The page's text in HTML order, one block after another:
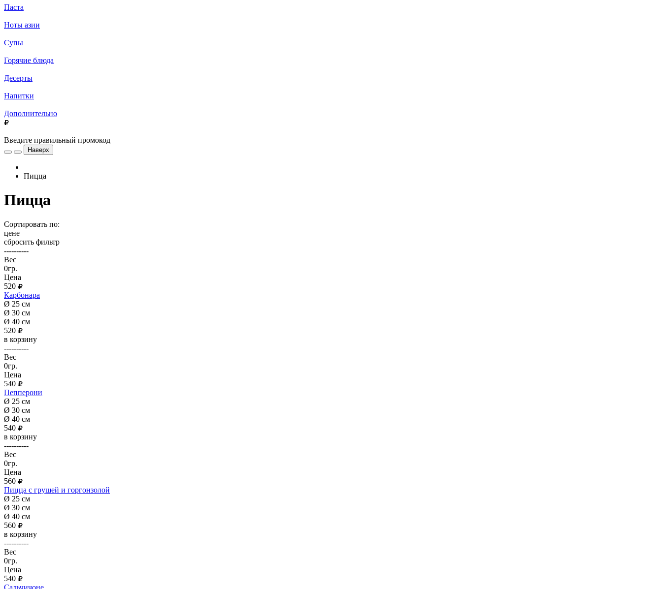
Паста
Ноты азии
Супы
Горячие блюда
Десерты
Напитки
Дополнительно
Введите правильный промокод
Наверх
Пицца
Пицца
Сортировать по:
цене
сбросить фильтр
----------
Вес
0гр.
Цена
520
Карбонара
Ø 25 см
Ø 30 см
Ø 40 см
520
в корзину
----------
Вес
0гр.
Цена
540
Пепперони
Ø 25 см
Ø 30 см
Ø 40 см
540
в корзину
----------
Вес
0гр.
Цена
560
Пицца с грушей и горгонзолой
Ø 25 см
Ø 30 см
Ø 40 см
560
в корзину
----------
Вес
0гр.
Цена
540
Сальчичоне